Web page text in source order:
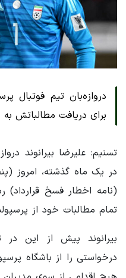
دروازه‌بان تیم فوتبال
برای دریافت مطالباتش
تسنیم: علیرضا بیرانوند
(نامه اخطار فسخ قرارداد)
تمام مطالبات خود از
درخواستی را از باشگاه